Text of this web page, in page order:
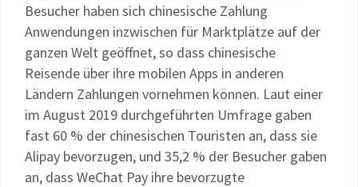
Besucher haben sich chinesische Zahlung
Anwendungen inzwischen für Marktplätze auf der
ganzen Welt geöffnet, so dass chinesische
Reisende über ihre mobilen Apps in anderen
Ländern Zahlungen vornehmen können. Laut einer
im August 2019 durchgeführten Umfrage gaben
fast 60 % der chinesischen Touristen an, dass sie
Alipay bevorzugen, und 35,2 % der Besucher gaben
an, dass WeChat Pay ihre bevorzugte